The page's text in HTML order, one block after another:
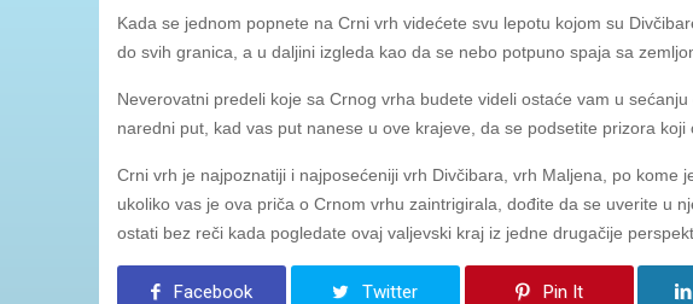
Kada se jednom popnete na Crni vrh videćete svu lepotu kojom su
do svih granica, a u daljini izgleda kao da se nebo potpuno spaja sa
Neverovatni predeli koje sa Crnog vrha budete videli ostaće vam u
naredni put, kad vas put nanese u ove krajeve, da se podsetite prizora koji
Crni vrh je najpoznatiji i najposećeniji vrh Divčibara, vrh Maljena, po kome
ukoliko vas je ova priča o Crnom vrhu zaintrigirala, dođite da se uverite u
ostati bez reči kada pogledate ovaj valjevski kraj iz jedne drugačije
Facebook Twitter Pin It